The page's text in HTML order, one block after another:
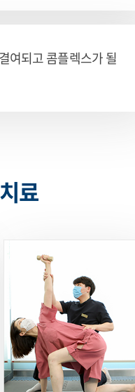
여되고 콤플렉스가 될
료